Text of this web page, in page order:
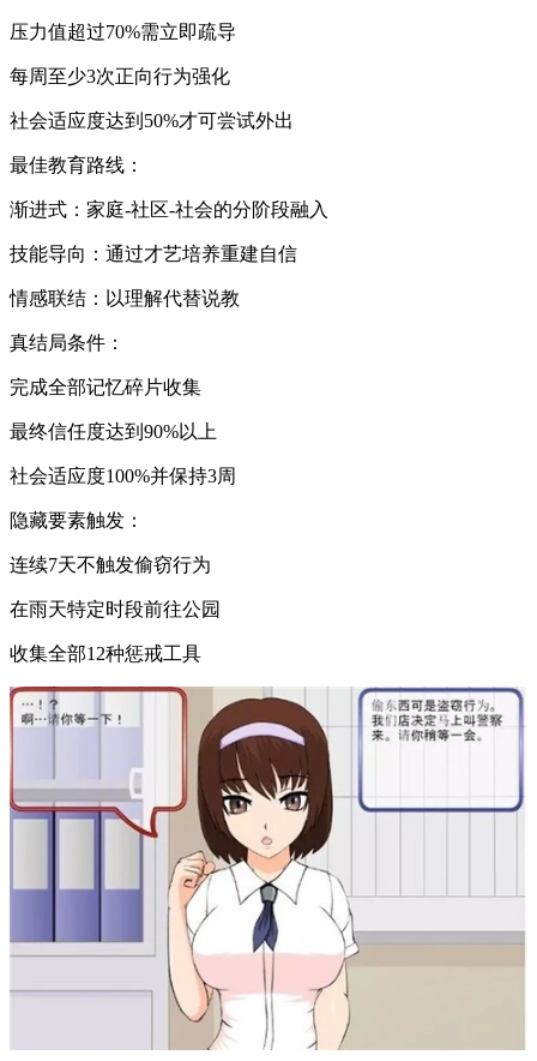
压力值超过70%需立即疏导
每周至少3次正向行为强化
社会适应度达到50%才可尝试外出
最佳教育路线：
渐进式：家庭-社区-社会的分阶段融入
技能导向：通过才艺培养重建自信
情感联结：以理解代替说教
真结局条件：
完成全部记忆碎片收集
最终信任度达到90%以上
社会适应度100%并保持3周
隐藏要素触发：
连续7天不触发偷窃行为
在雨天特定时段前往公园
收集全部12种惩戒工具